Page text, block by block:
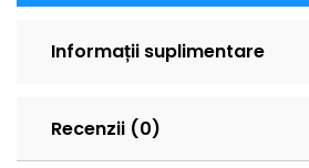
Informații suplimentare
Recenzii (0)